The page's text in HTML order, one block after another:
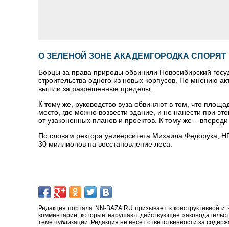
О ЗЕЛЕНОЙ ЗОНЕ АКАДЕМГОРОДКА
Борцы за права природы обвинили Новосибирский
строительства одного из новых корпусов. По мнению
вышли за разрешенные пределы.
К тому же, руководство вуза обвиняют в том, что
место, где можно возвести здание, и не нанести при
от узаконенных планов и проектов. К тому же –
По словам ректора университета Михаила Федорука,
30 миллионов на восстановление леса.
Редакция портала NN-BAZA.RU призывает к конструктивной
комментарии, которые нарушают действующее
теме публикации. Редакция не несёт ответственности за